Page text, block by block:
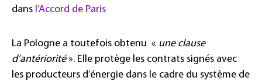
dans l’Accord de Paris
La Pologne a toutefois obtenu « une clause
d’antériorité». Elle protège les contrats signés avec
les producteurs d’énergie dans le cadre du système de